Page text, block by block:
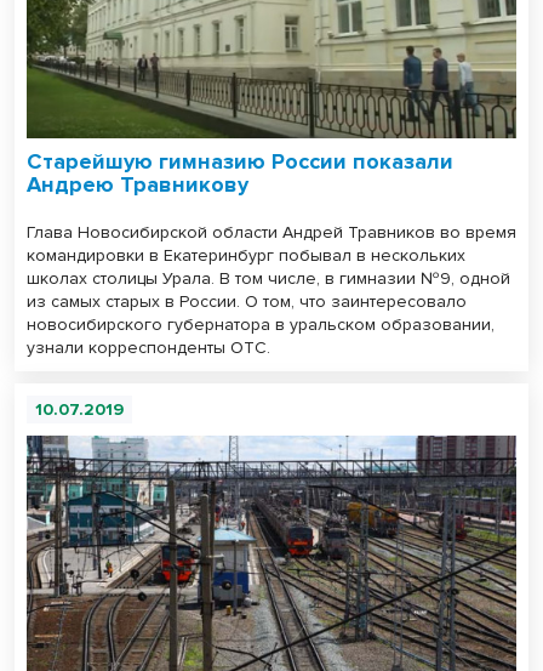
Старейшую гимназию России показали
Андрею Травникову
Глава Новосибирской области Андрей Травников во время
командировки в Екатеринбург побывал в нескольких
школах столицы Урала. В том числе, в гимназии №9, одной
из самых старых в России. О том, что заинтересовало
новосибирского губернатора в уральском образовании,
узнали корреспонденты ОТС.
10.07.2019